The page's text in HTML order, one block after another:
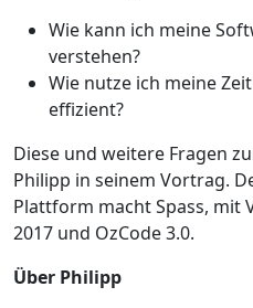
Wie kann ich meine
verstehen?
Wie nutze ich meine
effizient?
Diese und weitere Fragen
Philipp in seinem Vortrag.
Plattform macht Spass, mit
2017 und OzCode 3.0.
Über Philipp